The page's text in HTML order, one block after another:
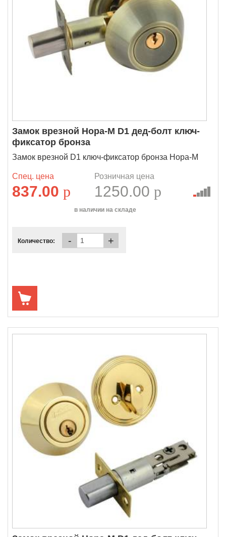
Замок врезной Нора-М D1 дед-болт ключ-
фиксатор бронза
Замок врезной D1 ключ-фиксатор бронза Нора-М
Спец. цена
837.00 p
Розничная цена
1250.00 p
в наличии на складе
Количество: - +